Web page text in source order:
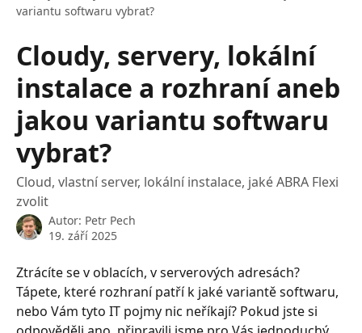
variantu softwaru vybrat?
Cloudy, servery, lokální
instalace a rozhraní aneb
jakou variantu softwaru
vybrat?
Cloud, vlastní server, lokální instalace, jaké ABRA Flexi
zvolit
Autor: Petr Pech
19. září 2025
Ztrácíte se v oblacích, v serverových adresách?
Tápete, které rozhraní patří k jaké variantě softwaru,
nebo Vám tyto IT pojmy nic neříkají? Pokud jste si